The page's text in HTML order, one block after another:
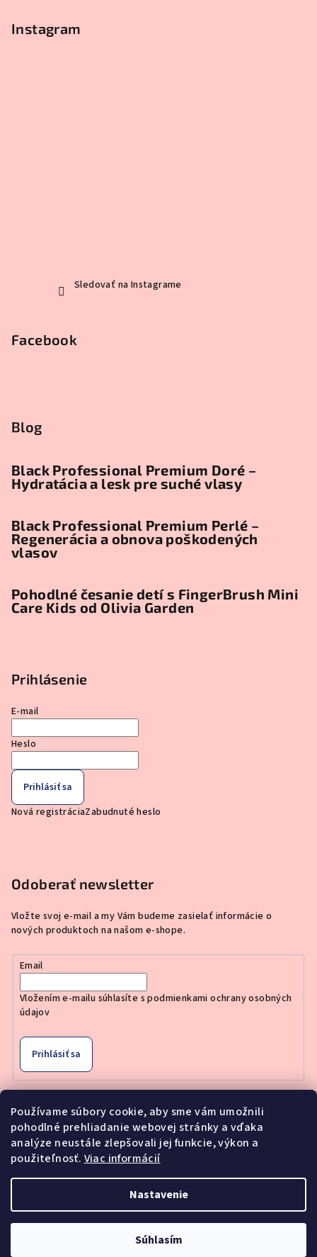
Používame súbory cookie, aby sme vám umožnili
pohodlné prehliadanie webovej stránky a vďaka
analýze neustále zlepšovali jej funkcie, výkon a
použiteľnosť. Viac informácií
Nastavenie
Súhlasím
Instagram
Sledovať na Instagrame
Facebook
Blog
Black Professional Premium Doré –
Hydratácia a lesk pre suché vlasy
Black Professional Premium Perlé –
Regenerácia a obnova poškodených
vlasov
Pohodlné česanie detí s FingerBrush Mini
Care Kids od Olivia Garden
Prihlásenie
E-mail
Heslo
Prihlásiť sa
Nová registráciaZabudnuté heslo
Odoberať newsletter
Vložte svoj e-mail a my Vám budeme zasielať informácie o
nových produktoch na našom e-shope.
Email
Vložením e-mailu súhlasíte spodmienkami ochrany osobných
údajov
Prihlásiť sa
Nákupný košík